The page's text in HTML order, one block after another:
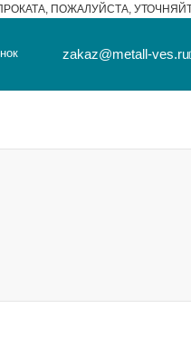
ПОЖАЛУЙСТА,
zakaz@metall-ves.ru